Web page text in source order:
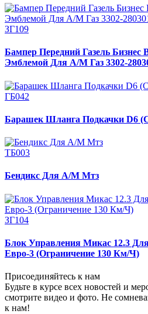
ЗГ109
Бампер Передний Газель
Эмблемой Для А/М Газ 3302-
ГБ042
Барашек Шланга Подкачки D6
ТБ003
Бендикс Для А/М Мтз
ЗГ104
Блок Управления Микас 12.3
Евро-3 (Ограничение 130 Км/Ч)
Присоединяйтесь к нам
Будьте в курсе всех новостей и
смотрите видео и фото. Не
к нам!